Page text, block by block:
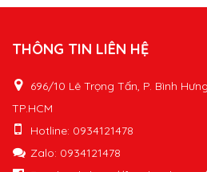
THÔNG TIN LIÊN HỆ
696/10 Lê Trọng Tấn, P. Bình
TP.HCM
Hotline: 0934121478
Zalo: 0934121478